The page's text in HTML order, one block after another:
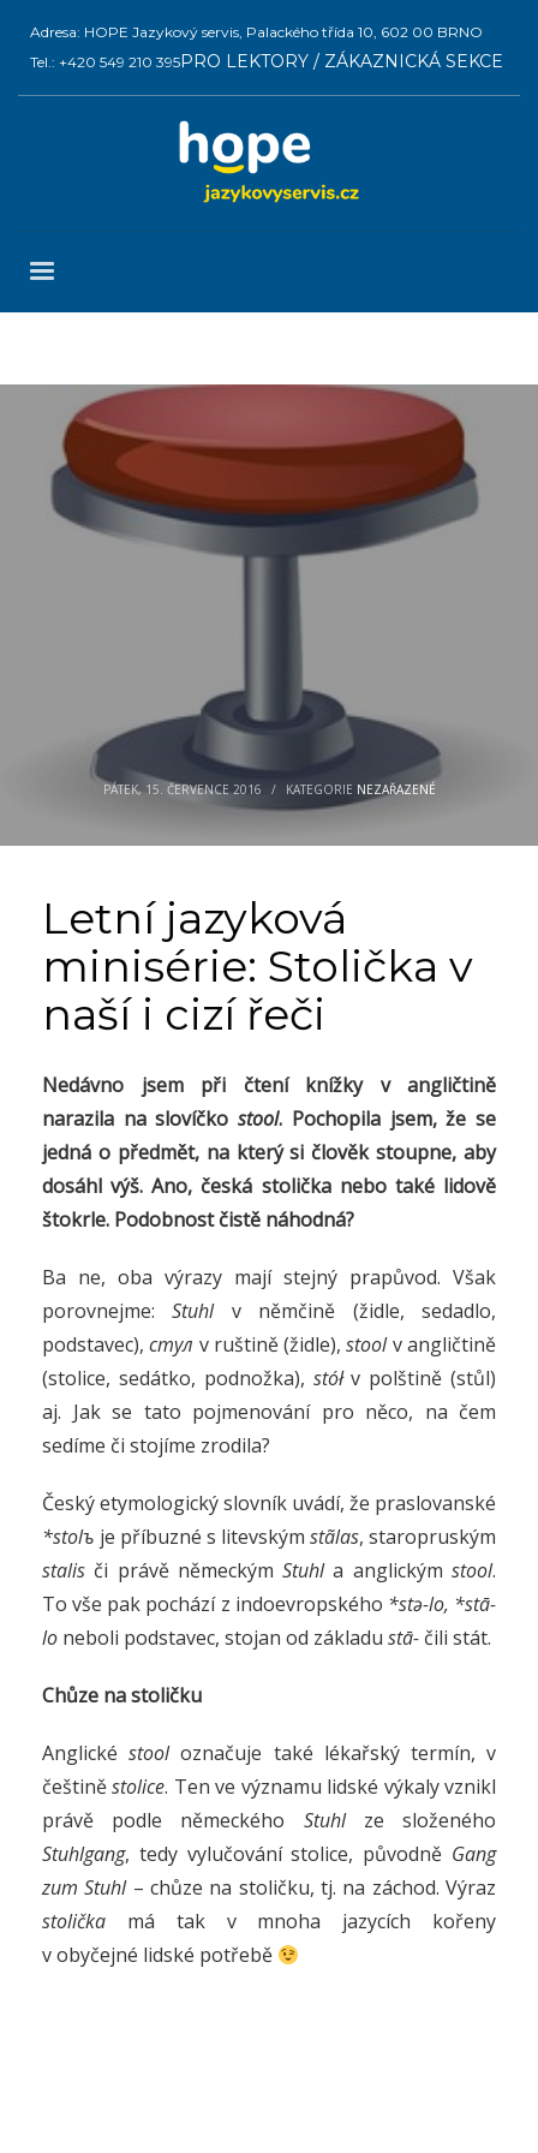
Adresa: HOPE Jazykový servis, Palackého třída 10, 602 00 BRNO
Tel.: +420 549 210 395PRO LEKTORY / ZÁKAZNICKÁ SEKCE
PÁTEK, 15. ČERVENCE 2016 / KATEGORIE NEZAŘAZENÉ
Letní jazyková
minisérie: Stolička v
naší i cizí řeči
Nedávno jsem při čtení knížky v angličtině
narazila na slovíčkostool. Pochopila jsem, že se
jedná o předmět, na který si člověk stoupne, aby
dosáhl výš. Ano, česká stolička nebo také lidově
štokrle. Podobnost čistě náhodná?
Ba ne, oba výrazy mají stejný prapůvod. Však
porovnejme:Stuhlv němčině (židle, sedadlo,
podstavec),стул v ruštině (židle),stoolv angličtině
(stolice, sedátko, podnožka), stółv polštině (stůl)
aj. Jak se tato pojmenování pro něco, na čem
sedíme či stojíme zrodila?
Český etymologický slovník uvádí, že praslovanské
*stolъ je příbuzné s litevským stãlas, staropruským
stalis či právě německýmStuhla anglickýmstool.
To vše pak pochází z indoevropského *stə-lo, *stā-
lo neboli podstavec, stojan od základu stā- čili stát.
Chůze na stoličku
Anglickéstooloznačuje také lékařský termín, v
češtiněstolice. Ten ve významu lidské výkaly vznikl
právě podle německého Stuhlze složeného
Stuhlgang, tedy vylučování stolice, původně Gang
zum Stuhl– chůze na stoličku, tj. na záchod. Výraz
stolička má tak v mnoha jazycích kořeny
v obyčejné lidské potřebě